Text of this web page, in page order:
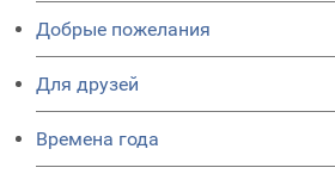
Добрые пожелания
Для друзей
Времена года